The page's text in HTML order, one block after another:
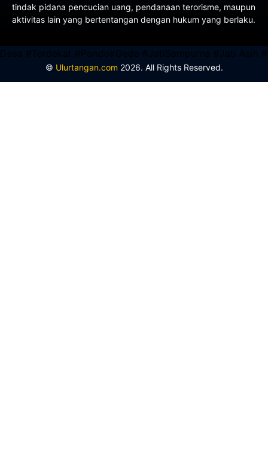
tindak pidana pencucian uang, pendanaan terorisme, maupun
aktivitas lain yang bertentangan dengan hukum yang berlaku.
#JatiSampurna #Jati Asih
© Ulurtangan.com 2026. All Rights Reserved.